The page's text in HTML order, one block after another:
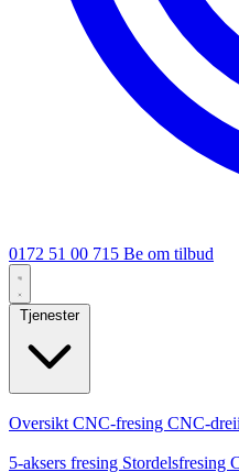
0172 51 00 715 Be om tilbud
Tjenester
Oversikt CNC-fresing CNC-
5-aksers fresing Stordelsfresing